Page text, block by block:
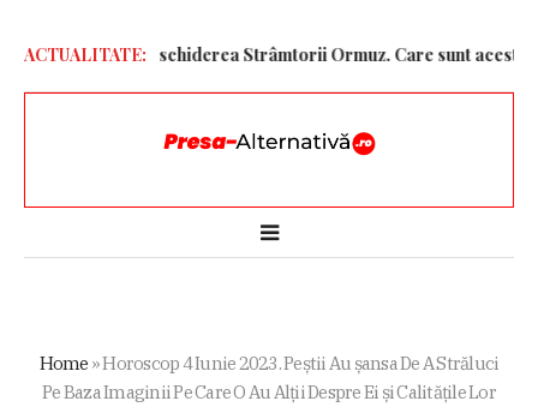
ACTUALITATE:
pentru redeschiderea Strâmtorii Ormuz. Care sunt acestea
Home »Horoscop 4 Iunie 2023. Peștii Au șansa De A Străluci
Pe Baza Imaginii Pe Care O Au Alții Despre Ei și Calitățile Lor